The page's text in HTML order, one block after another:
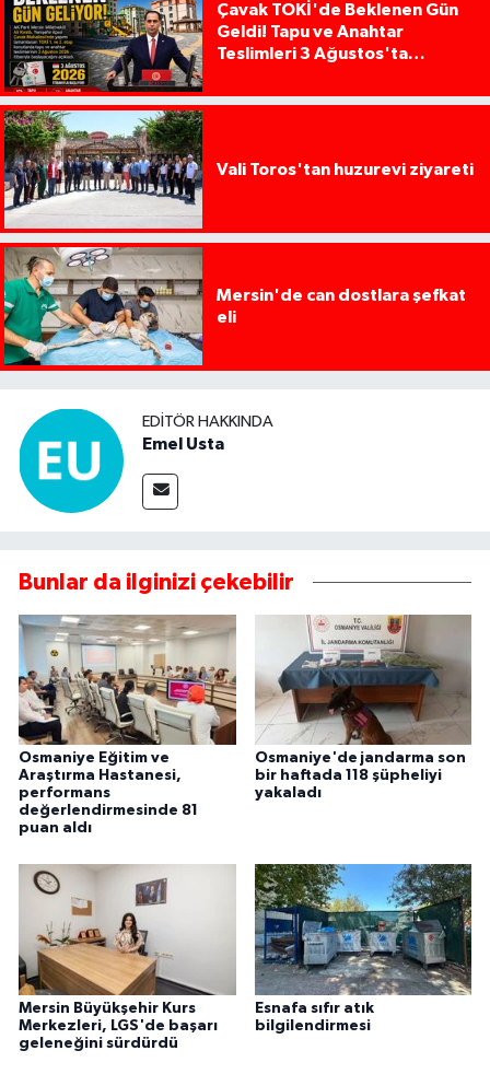
Çavak TOKİ'de Beklenen Gün
Geldi! Tapu ve Anahtar
Teslimleri 3 Ağustos'ta
Vali Toros'tan huzurevi ziyareti
Mersin'de can dostlara şefkat
eli
EDITÖR HAKKINDA
Emel Usta
Bunlar da ilginizi çekebilir
Osmaniye Eğitim ve
Araştırma Hastanesi,
performans
değerlendirmesinde 81
puan aldı
Osmaniye'de jandarma son
bir haftada 118 şüpheliyi
yakaladı
Mersin Büyükşehir Kurs
Merkezleri, LGS'de başarı
geleneğini sürdürdü
Esnafa sıfır atık
bilgilendirmesi